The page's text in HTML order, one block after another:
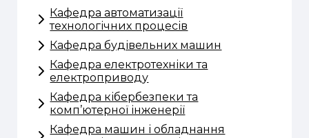
Кафедра автоматизації
технологічних процесів
Кафедра будівельних машин
Кафедра електротехніки та
електроприводу
Кафедра кібербезпеки та
комп’ютерної інженерії
Кафедра машин і обладнання